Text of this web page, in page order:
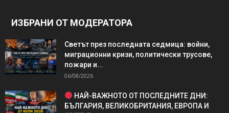
ИЗБРАНИ ОТ МОДЕРАТОРА
Светът през последната седмица: войни,
миграционни кризи, политически трусове,
пожари и...
06/08/2026
НАЙ-ВАЖНОТО ОТ ПОСЛЕДНИТЕ ДНИ:
БЪЛГАРИЯ, ВЕЛИКОБРИТАНИЯ, ЕВРОПА И